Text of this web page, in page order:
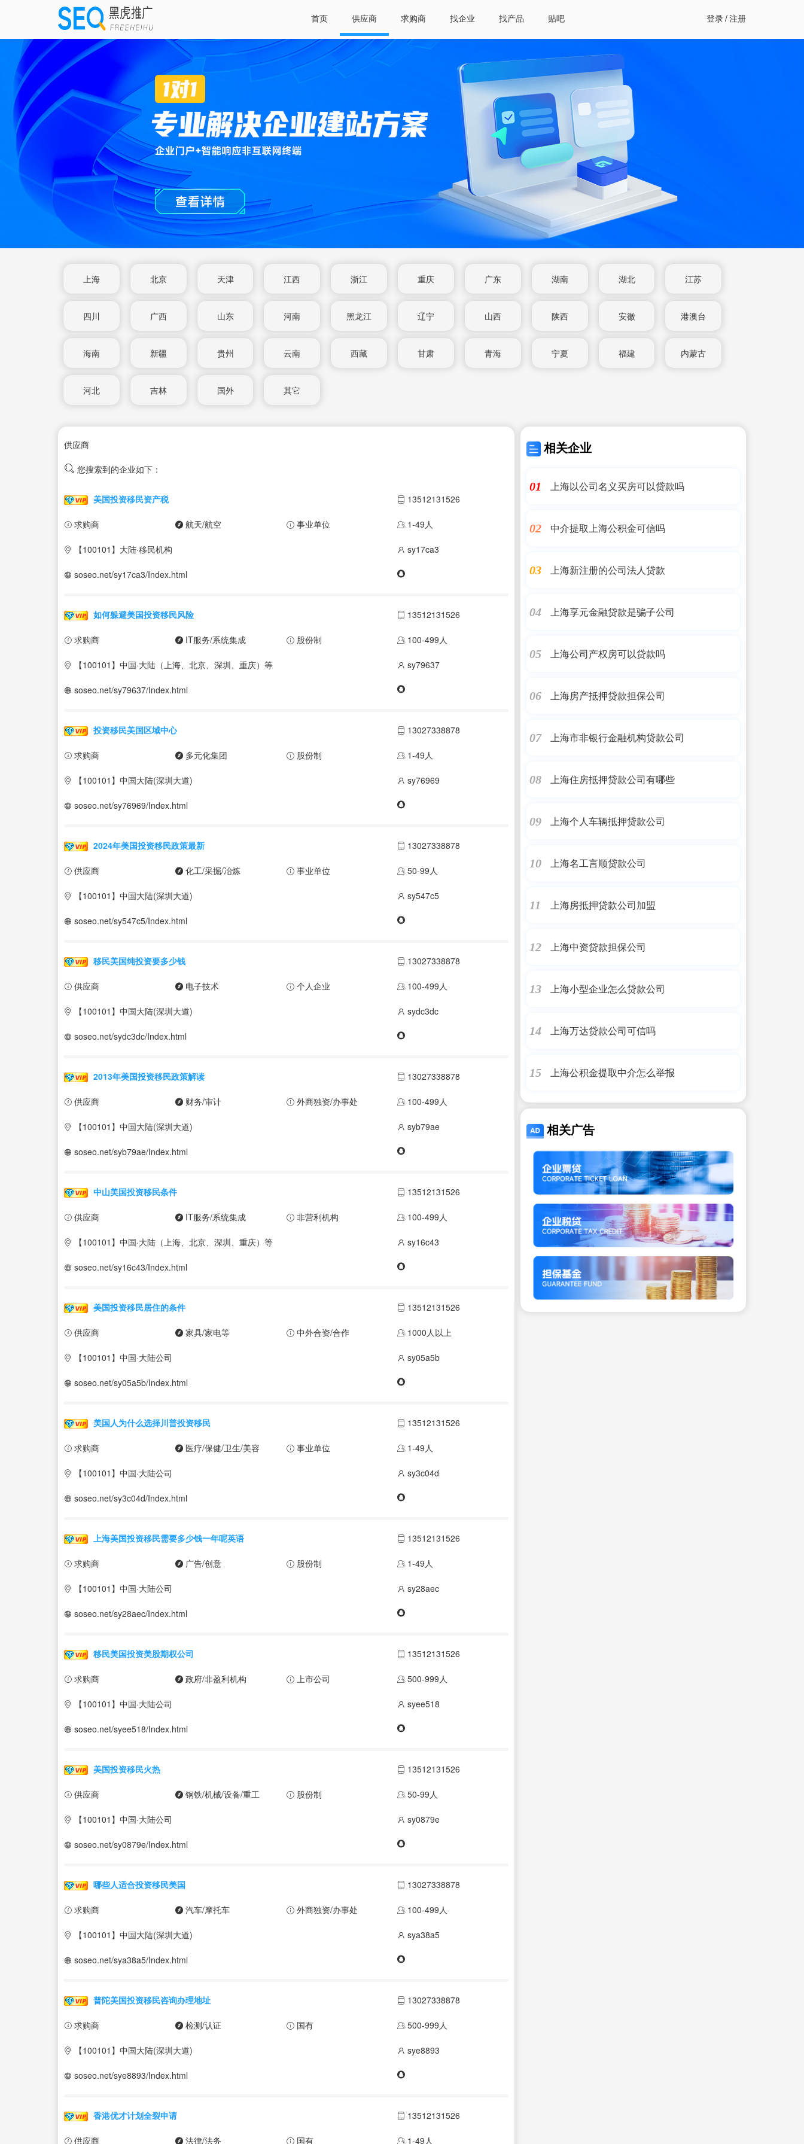
首页 供应商 求购商 找企业 找产品 贴吧 登录/注册
上海 北京 天津 江西 浙江 重庆 广东 湖南 湖北 江苏
四川 广西 山东 河南 黑龙江 辽宁 山西 陕西 安徽 港澳台
海南 新疆 贵州 云南 西藏 甘肃 青海 宁夏 福建 内蒙古
河北 吉林 国外 其它
供应商
您搜索到的企业如下：
美国投资移民资产税 13512131526
求购商 航天/航空 事业单位 1-49人
【100101】大陆·移民机构 sy17ca3
soseo.net/sy17ca3/Index.html
如何躲避美国投资移民风险 13512131526
求购商 IT服务/系统集成 股份制 100-499人
【100101】中国·大陆（上海、北京、深圳、重庆）等 sy79637
soseo.net/sy79637/Index.html
投资移民美国区域中心 13027338878
求购商 多元化集团 股份制 1-49人
【100101】中国大陆(深圳大道) sy76969
soseo.net/sy76969/Index.html
2024年美国投资移民政策最新 13027338878
供应商 化工/采掘/冶炼 事业单位 50-99人
【100101】中国大陆(深圳大道) sy547c5
soseo.net/sy547c5/Index.html
移民美国纯投资要多少钱 13027338878
供应商 电子技术 个人企业 100-499人
【100101】中国大陆(深圳大道) sydc3dc
soseo.net/sydc3dc/Index.html
2013年美国投资移民政策解读 13027338878
供应商 财务/审计 外商独资/办事处 100-499人
【100101】中国大陆(深圳大道) syb79ae
soseo.net/syb79ae/Index.html
中山美国投资移民条件 13512131526
供应商 IT服务/系统集成 非营利机构 100-499人
【100101】中国·大陆（上海、北京、深圳、重庆）等 sy16c43
soseo.net/sy16c43/Index.html
美国投资移民居住的条件 13512131526
供应商 家具/家电等 中外合资/合作 1000人以上
【100101】中国·大陆公司 sy05a5b
soseo.net/sy05a5b/Index.html
美国人为什么选择川普投资移民 13512131526
求购商 医疗/保健/卫生/美容 事业单位 1-49人
【100101】中国·大陆公司 sy3c04d
soseo.net/sy3c04d/Index.html
上海美国投资移民需要多少钱一年呢英语 13512131526
求购商 广告/创意 股份制 1-49人
【100101】中国·大陆公司 sy28aec
soseo.net/sy28aec/Index.html
移民美国投资美股期权公司 13512131526
求购商 政府/非盈利机构 上市公司 500-999人
【100101】中国·大陆公司 syee518
soseo.net/syee518/Index.html
美国投资移民火热 13512131526
供应商 钢铁/机械/设备/重工 股份制 50-99人
【100101】中国·大陆公司 sy0879e
soseo.net/sy0879e/Index.html
哪些人适合投资移民美国 13027338878
求购商 汽车/摩托车 外商独资/办事处 100-499人
【100101】中国大陆(深圳大道) sya38a5
soseo.net/sya38a5/Index.html
普陀美国投资移民咨询办理地址 13027338878
求购商 检测/认证 国有 500-999人
【100101】中国大陆(深圳大道) sye8893
soseo.net/sye8893/Index.html
香港优才计划全裂申请 13512131526
供应商 法律/法务 国有 1-49人
相关企业
01 上海以公司名义买房可以贷款吗
02 中介提取上海公积金可信吗
03 上海新注册的公司法人贷款
04 上海享元金融贷款是骗子公司
05 上海公司产权房可以贷款吗
06 上海房产抵押贷款担保公司
07 上海市非银行金融机构贷款公司
08 上海住房抵押贷款公司有哪些
09 上海个人车辆抵押贷款公司
10 上海名工言顺贷款公司
11 上海房抵押贷款公司加盟
12 上海中资贷款担保公司
13 上海小型企业怎么贷款公司
14 上海万达贷款公司可信吗
15 上海公积金提取中介怎么举报
相关广告